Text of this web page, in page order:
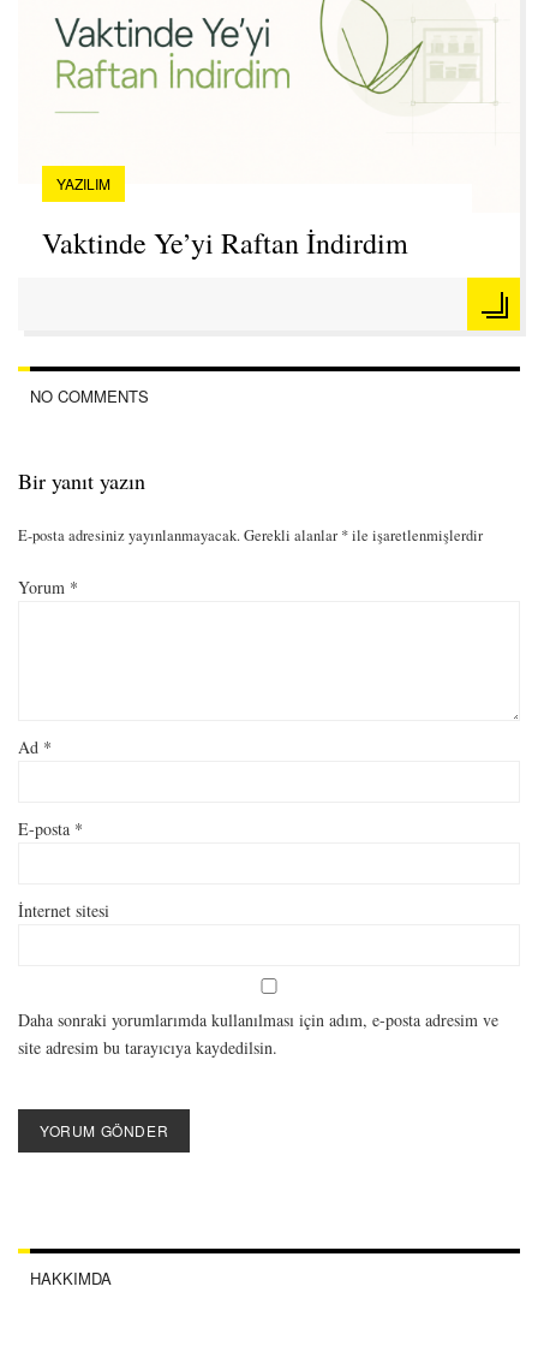
YAZILIM
Vaktinde Ye’yi Raftan İndirdim
NO COMMENTS
Bir yanıt yazın
E-posta adresiniz yayınlanmayacak.Gerekli alanlar *ile işaretlenmişlerdir
Yorum *
Ad *
E-posta *
İnternet sitesi
Daha sonraki yorumlarımda kullanılması için adım, e-posta adresim ve
site adresim bu tarayıcıya kaydedilsin.
HAKKIMDA